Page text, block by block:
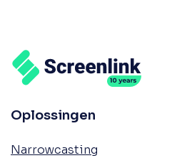
Oplossingen
Narrowcasting